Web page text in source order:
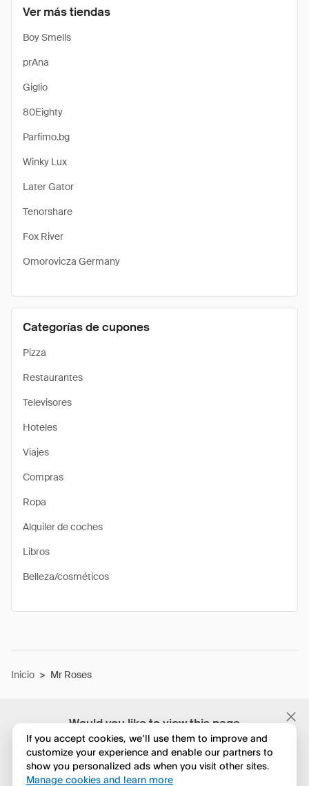
Would you like to view this page
in English?
No, seguir navegando
Ver más tiendas
Boy Smells
prAna
Giglio
80Eighty
Parfimo.bg
Winky Lux
Later Gator
Tenorshare
Fox River
Omorovicza Germany
Categorías de cupones
Pizza
Restaurantes
Televisores
Hoteles
Viajes
Compras
Ropa
Alquiler de coches
Libros
Belleza/cosméticos
Inicio > Mr Roses
If you accept cookies, we’ll use them to improve and
customize your experience and enable our partners to
show you personalized ads when you visit other sites.
Manage cookies and learn more